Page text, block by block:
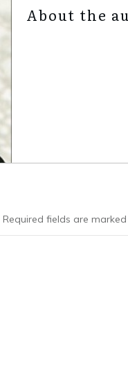
About the
Required fields are marked